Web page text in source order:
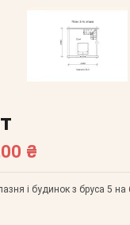
₴
і будинок з бруса 5